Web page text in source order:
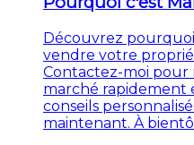
Découvrez
vendre votre
Contactez-moi
marché rapidement
conseils
maintenant. À